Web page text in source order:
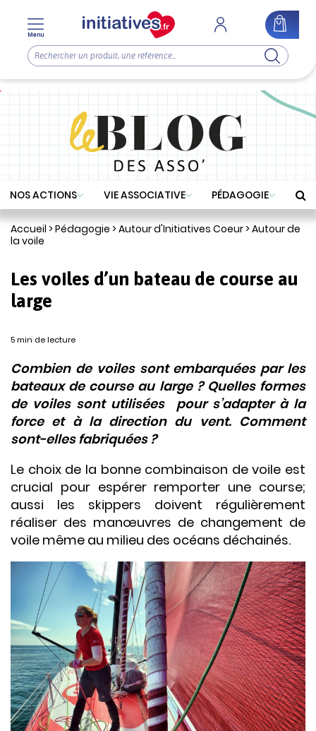
NOS ACTIONS VIE ASSOCIATIVE PÉDAGOGIE
Accueil >Pédagogie >Autour d'Initiatives Coeur>Autour de
la voile
Les voiles d’un bateau de course au
large
5 min de lecture
Combien de voiles sont embarquées par les
bateaux de course au large ? Quelles formes
de voiles sont utilisées pour s’adapter à la
force et à la direction du vent. Comment
sont-elles fabriquées ?
Le choix de la bonne combinaison de voile est
crucial pour espérer remporter une course;
aussi les skippers doivent régulièrement
réaliser des manœuvres de changement de
voile même au milieu des océans déchainés.
Menu